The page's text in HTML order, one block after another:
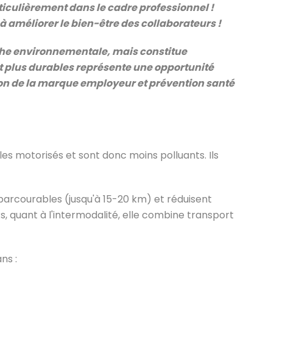
dans le cadre professionnel !
améliorer le bien-être des collaborateurs !
environnementale, mais constitue
durables représente une opportunité
de la marque employeur et prévention santé
motorisés et sont donc moins polluants. Ils
(jusqu'à 15-20 km) et réduisent
quant à l'intermodalité, elle combine transport
: